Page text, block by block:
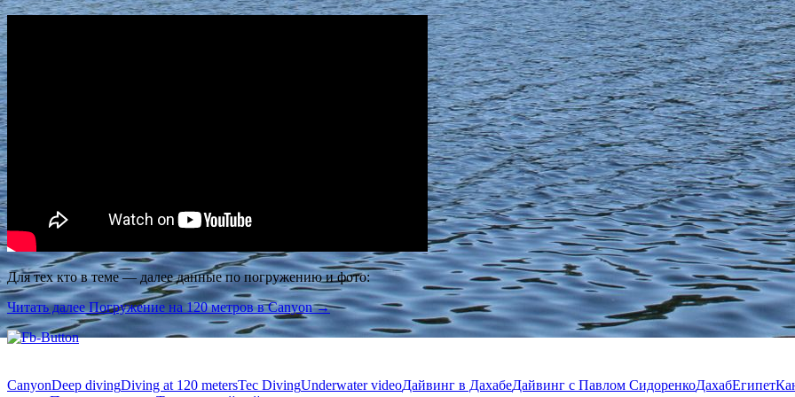
Для тех кто в теме — далее данные по погружению и фото:
Читать далееПогружение на 120 метров в Canyon →
CanyonDeep divingDiving at 120 metersTec DivingUnderwater videoДайвинг в ДахабеДайвинг с Павлом СидоренкоДахабЕгипет